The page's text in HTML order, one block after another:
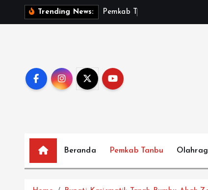
Trending News: Pem ka b
Beranda Pemkab Tanbu